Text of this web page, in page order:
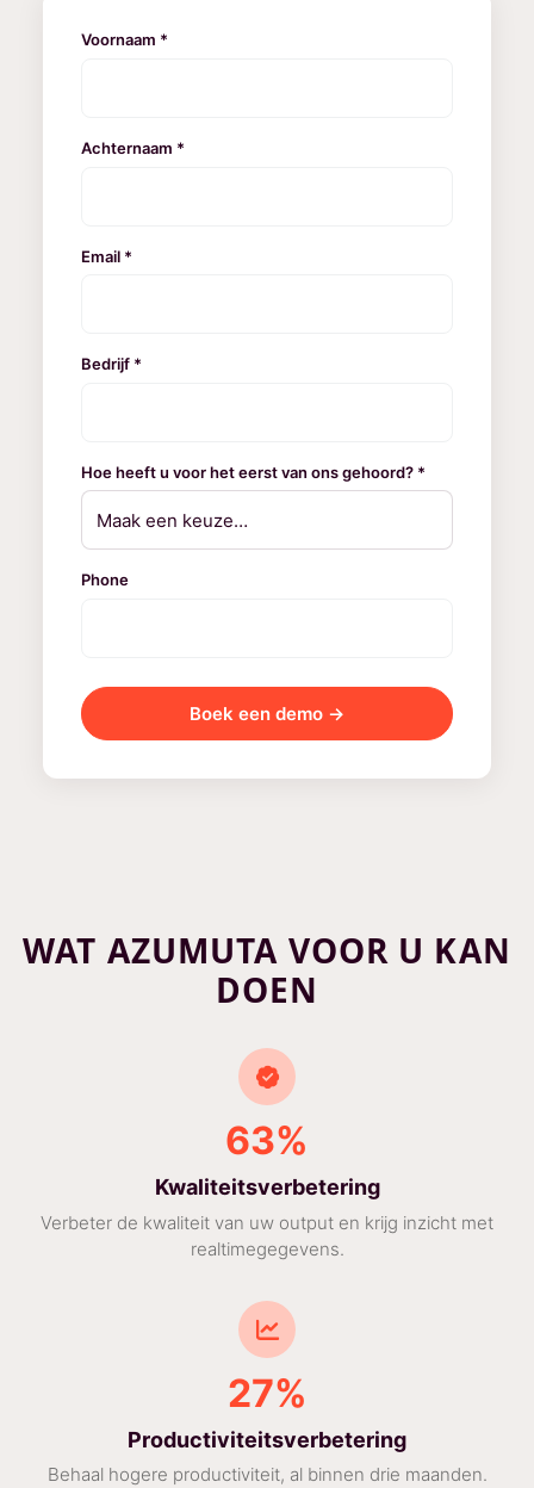
Voornaam *
Achternaam *
Email *
Bedrijf *
Hoe heeft u voor het eerst van ons gehoord? *
Phone
Boek een demo →
WAT AZUMUTA VOOR U KAN
DOEN
63%
Kwaliteitsverbetering
Verbeter de kwaliteit van uw output en krijg inzicht met
realtimegegevens.
27%
Productiviteitsverbetering
Behaal hogere productiviteit, al binnen drie maanden.